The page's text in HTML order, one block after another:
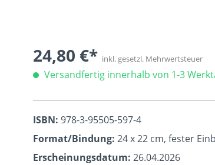
24,80 €* inkl. gesetzl. Mehrwertsteuer
Versandfertig innerhalb von 1-3
ISBN: 978-3-95505-597-4
Format/Bindung: 24 x 22 cm, fester
Erscheinungsdatum: 26.04.2026